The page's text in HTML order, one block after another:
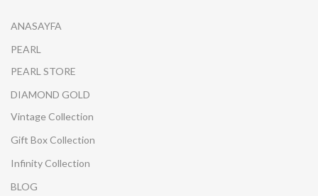
ANASAYFA
PEARL
PEARL STORE
DIAMOND GOLD
Vintage Collection
Gift Box Collection
Infinity Collection
BLOG